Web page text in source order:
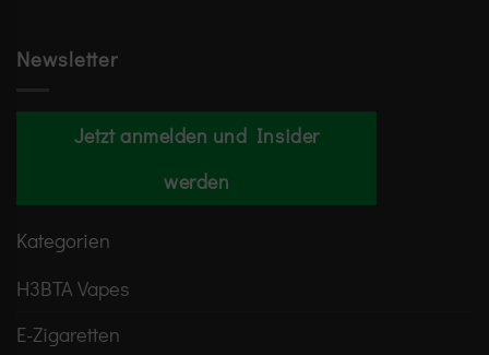
Newsletter
Jetzt anmelden und Insider
werden
Kategorien
H3BTA Vapes
E-Zigaretten